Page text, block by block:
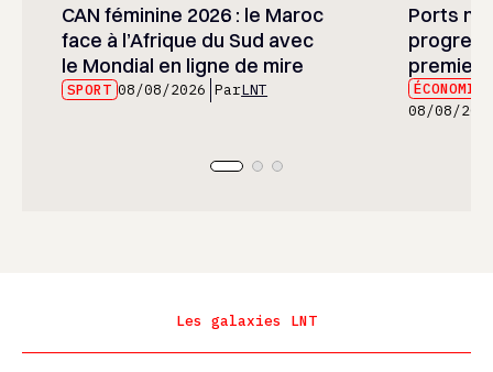
CAN féminine 2026 : le Maroc
face à l’Afrique du Sud avec
le Mondial en ligne de mire
SPORT 08/08/2026 ParLNT
Ports
premier
08/08/
Les galaxies LNT